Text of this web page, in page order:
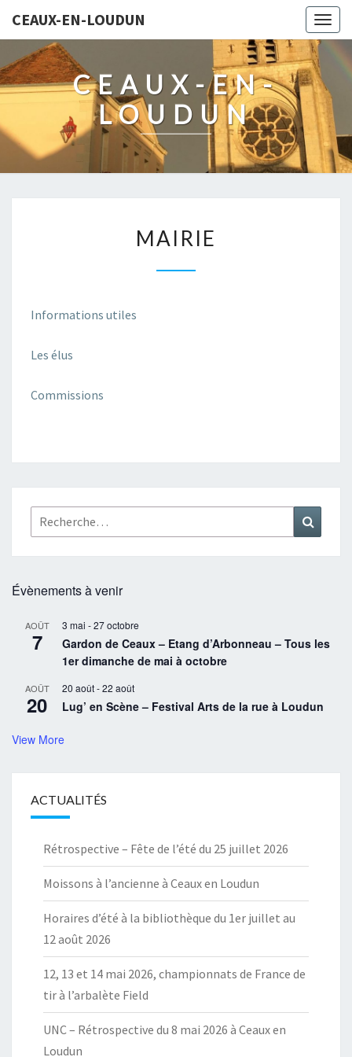
CEAUX-EN-LOUDUN
CEAUX-EN-
LOUDUN
MAIRIE
Informations utiles
Les élus
Commissions
Rechercher :
Évènements à venir
AOÛT
7
3 mai -27 octobre
Gardon de Ceaux – Etang d’Arbonneau – Tous les
1er dimanche de mai à octobre
AOÛT
20
20 août-22 août
Lug’ en Scène – Festival Arts de la rue à Loudun
View More
ACTUALITÉS
Rétrospective – Fête de l’été du 25 juillet 2026
Moissons à l’ancienne à Ceaux en Loudun
Horaires d’été à la bibliothèque du 1er juillet au
12 août 2026
12, 13 et 14 mai 2026, championnats de France de
tir à l’arbalète Field
UNC – Rétrospective du 8 mai 2026 à Ceaux en
Loudun